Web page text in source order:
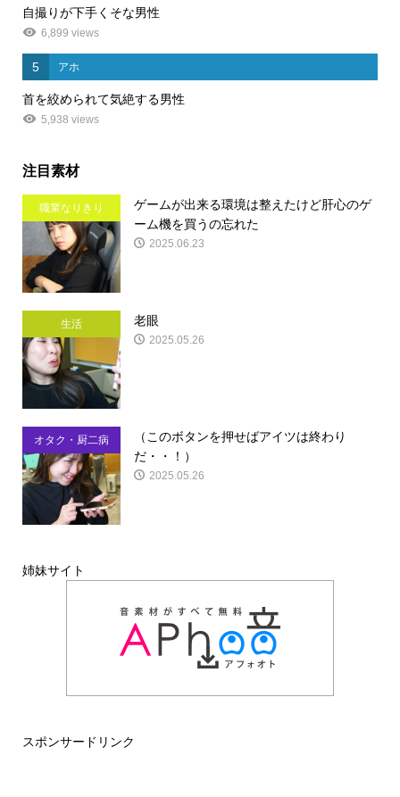
自撮りが下手くそな男性
6,899 views
5 アホ
首を絞められて気絶する男性
5,938 views
注目素材
職業なりきり
ゲームが出来る環境は整えたけど肝心のゲ
ーム機を買うの忘れた
2025.06.23
生活 老眼
2025.05.26
オタク・厨二病
（このボタンを押せばアイツは終わり
だ・・！）
2025.05.26
姉妹サイト
スポンサードリンク